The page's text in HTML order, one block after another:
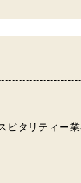
ピタリティー